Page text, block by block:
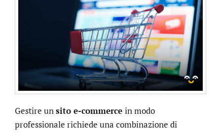
Gestire unsito e-commerce in modo
professionale richiede una combinazione di